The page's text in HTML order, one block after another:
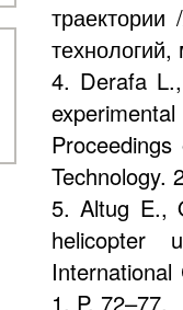
4. Derafa
Technology.
5. Altug E.,
helicopter
1. P. 72–77.